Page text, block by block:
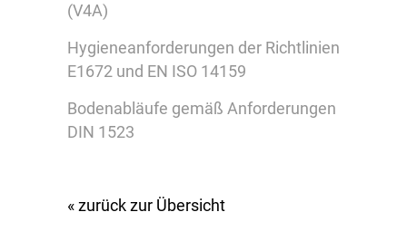
(V4A)
Hygieneanforderungen der Richtlinien
E1672 und EN ISO 14159
Bodenabläufe gemäß Anforderungen
DIN 1523
« zurück zur Übersicht